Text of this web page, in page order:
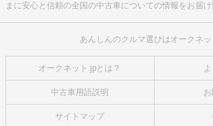
まに安心と信頼の全国の中古車についての情報をお届け
あんしんのクルマ選びはオークネッ
オークネット.jpとは？
中古車用語説明
サイトマップ